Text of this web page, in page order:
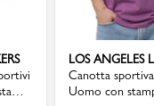
LOS ANGELES
Canotta
Uomo con